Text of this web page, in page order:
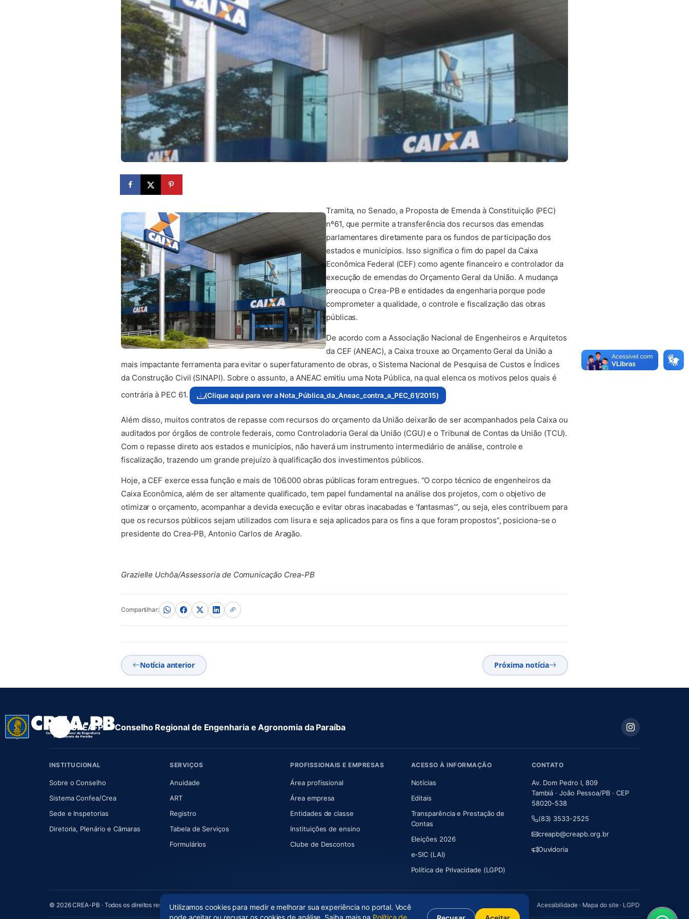
Tramita, no Senado, a Proposta de Emenda à Constituição (PEC)
nº61, que permite a transferência dos recursos das emendas
parlamentares diretamente para os fundos de participação dos
estados e municípios. Isso significa o fim do papel da Caixa
Econômica Federal (CEF) como agente financeiro e controlador da
execução de emendas do Orçamento Geral da União. A mudança
preocupa o Crea-PB e entidades da engenharia porque pode
comprometer a qualidade, o controle e fiscalização das obras
públicas.
De acordo com a Associação Nacional de Engenheiros e Arquitetos
da CEF (ANEAC), a Caixa trouxe ao Orçamento Geral da União a
mais impactante ferramenta para evitar o superfaturamento de obras, o Sistema Nacional de Pesquisa de Custos e Índices
da Construção Civil (SINAPI). Sobre o assunto, a ANEAC emitiu uma Nota Pública, na qual elenca os motivos pelos quais é
contrária à PEC 61.
(Clique aqui para ver a Nota_Pública_da_Aneac_contra_a_PEC_61/2015)
Além disso, muitos contratos de repasse com recursos do orçamento da União deixarão de ser acompanhados pela Caixa ou
auditados por órgãos de controle federais, como Controladoria Geral da União (CGU) e o Tribunal de Contas da União (TCU).
Com o repasse direto aos estados e municípios, não haverá um instrumento intermediário de análise, controle e
fiscalização, trazendo um grande prejuízo à qualificação dos investimentos públicos.
Hoje, a CEF exerce essa função e mais de 106.000 obras públicas foram entregues. “O corpo técnico de engenheiros da
Caixa Econômica, além de ser altamente qualificado, tem papel fundamental na análise dos projetos, com o objetivo de
otimizar o orçamento, acompanhar a devida execução e evitar obras inacabadas e ‘fantasmas’”, ou seja, eles contribuem para
que os recursos públicos sejam utilizados com lisura e seja aplicados para os fins a que foram propostos”, posiciona-se o
presidente do Crea-PB, Antonio Carlos de Aragão.
Grazielle Uchôa/Assessoria de Comunicação Crea-PB
Compartilhar:
Notícia anterior Próxima notícia
CREA-PB · Conselho Regional de Engenharia e Agronomia da Paraíba
INSTITUCIONAL
Sobre o Conselho(abre em nova aba)
Sistema Confea/Crea(abre em nova aba)
Sede e Inspetorias
Diretoria, Plenário e Câmaras(abre em nova aba)
SERVIÇOS
Anuidade(abre em nova aba)
ART(abre em nova aba)
Registro
Tabela de Serviços
Formulários
PROFISSIONAIS E EMPRESAS
Área profissional
Área empresa
Entidades de classe
Instituições de ensino
Clube de Descontos
ACESSO À INFORMAÇÃO
Notícias
Editais
Transparência e Prestação de
Contas
Eleições 2026
e-SIC (LAI)
Política de Privacidade (LGPD)
CONTATO
Av. Dom Pedro I, 809
Tambiá · João Pessoa/PB · CEP
58020-538
(83) 3533-2525
creapb@creapb.org.br
Ouvidoria
© 2026 CREA-PB · Todos os direitos reservados Acessibilidade· Mapa do site· LGPD
Utilizamos cookies para medir e melhorar sua experiência no portal. Você
pode aceitar ou recusar os cookies de análise. Saiba mais na Política de